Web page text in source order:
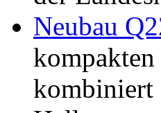
Neubau
kombiniert